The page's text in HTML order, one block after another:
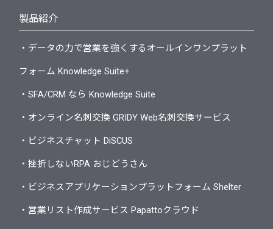
製品紹介
・データの力で営業を強くするオールインワンプラット
フォーム Knowledge Suite+
・SFA/CRM なら Knowledge Suite
・オンライン名刺交換 GRIDY Web名刺交換サービス
・ビジネスチャット DiSCUS
・挫折しないRPA おじどうさん
・ビジネスアプリケーションプラットフォーム Shelter
・営業リスト作成サービス Papattoクラウド